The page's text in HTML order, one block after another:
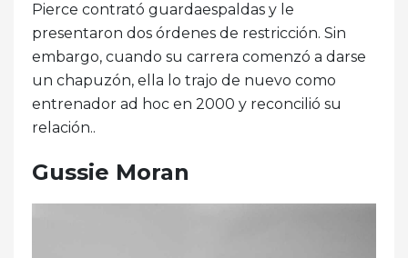
Pierce contrató guardaespaldas y le
presentaron dos órdenes de restricción. Sin
embargo, cuando su carrera comenzó a darse
un chapuzón, ella lo trajo de nuevo como
entrenador ad hoc en 2000 y reconcilió su
relación..
Gussie Moran